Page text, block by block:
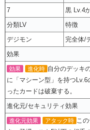
7
黒 Lv.4
分類LV
特徴
デジモン
完全体/
効果
効果 進化時 自分のデッキ
に「マシーン型」を持つ
ったカードは破棄する。
進化元/セキュリティ効果
進化元効果 アタック時 こ